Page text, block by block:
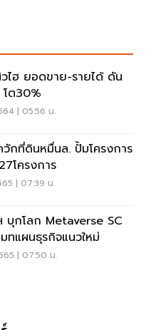
ไฮ ยอดขาย-รายได้ ดัน
ต30%
| 05:56 น.
กที่ดินหมื่นล. ปั้มโครงการ
โครงการ
| 07:39 น.
บุกโลก Metaverse SC
มทแผนธุรกิจแนวใหม่
| 07:50 น.